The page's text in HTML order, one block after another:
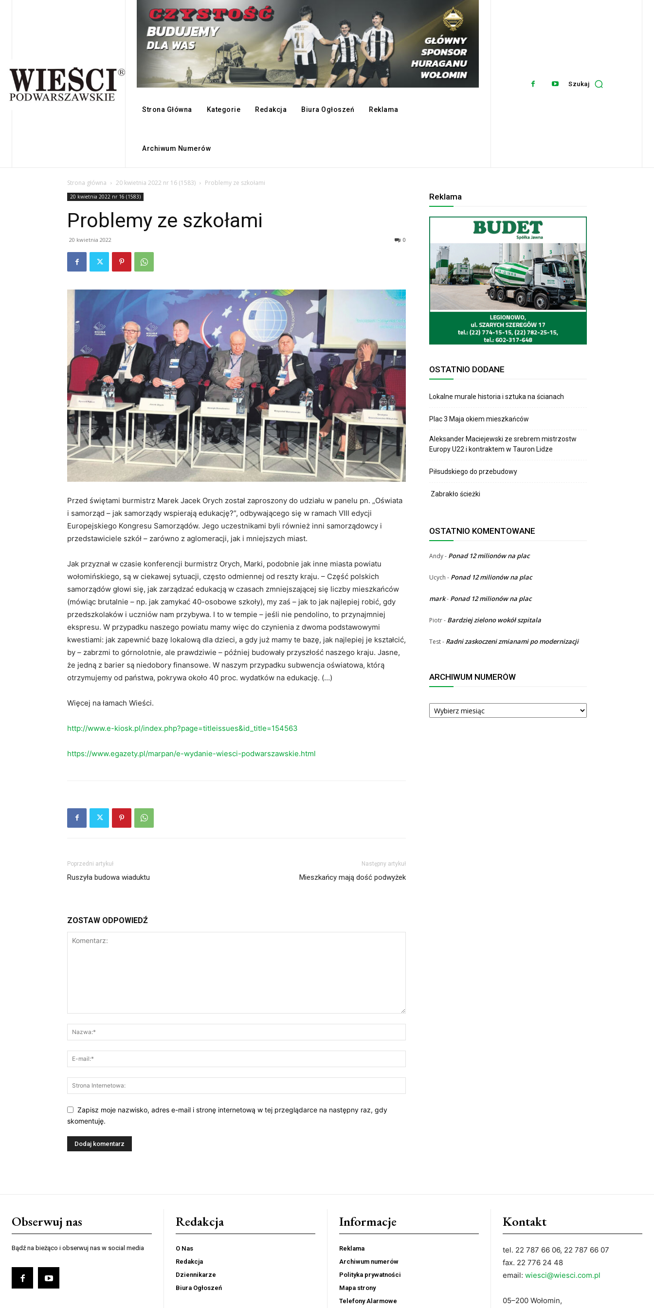
Strona Główna Kategorie Redakcja Biura Ogłoszeń Reklama
Archiwum Numerów
Szukaj
Strona główna 20 kwietnia 2022 nr 16 (1583) Problemy ze szkołami
20 kwietnia 2022 nr 16 (1583)
Problemy ze szkołami
20 kwietnia 2022 0
Przed świętami burmistrz Marek Jacek Orych został zaproszony do udziału w panelu pn. „Oświata
i samorząd – jak samorządy wspierają edukację?”, odbywającego się w ramach VIII edycji
Europejskiego Kongresu Samorządów. Jego uczestnikami byli również inni samorządowcy i
przedstawiciele szkół – zarówno z aglomeracji, jak i mniejszych miast.
Jak przyznał w czasie konferencji burmistrz Orych, Marki, podobnie jak inne miasta powiatu
wołomińskiego, są w ciekawej sytuacji, często odmiennej od reszty kraju. – Część polskich
samorządów głowi się, jak zarządzać edukacją w czasach zmniejszającej się liczby mieszkańców
(mówiąc brutalnie – np. jak zamykać 40-osobowe szkoły), my zaś – jak to jak najlepiej robić, gdy
przedszkolaków i uczniów nam przybywa. I to w tempie – jeśli nie pendolino, to przynajmniej
ekspresu. W przypadku naszego powiatu mamy więc do czynienia z dwoma podstawowymi
kwestiami: jak zapewnić bazę lokalową dla dzieci, a gdy już mamy te bazę, jak najlepiej je kształcić,
by – zabrzmi to górnolotnie, ale prawdziwie – później budowały przyszłość naszego kraju. Jasne,
że jedną z barier są niedobory finansowe. W naszym przypadku subwencja oświatowa, którą
otrzymujemy od państwa, pokrywa około 40 proc. wydatków na edukację. (…)
Więcej na łamach Wieści.
http://www.e-kiosk.pl/index.php?page=titleissues&id_title=154563
https://www.egazety.pl/marpan/e-wydanie-wiesci-podwarszawskie.html
Poprzedni artykuł
Ruszyła budowa wiaduktu
Następny artykuł
Mieszkańcy mają dość podwyżek
ZOSTAW ODPOWIEDŹ
Zapisz moje nazwisko, adres e-mail i stronę internetową w tej przeglądarce na następny raz, gdy
skomentuję.
Reklama
OSTATNIO DODANE
Lokalne murale historia i sztuka na ścianach
Plac 3 Maja okiem mieszkańców
Aleksander Maciejewski ze srebrem mistrzostw
Europy U22 i kontraktem w Tauron Lidze
Piłsudskiego do przebudowy
Zabrakło ścieżki
OSTATNIO KOMENTOWANE
Andy- Ponad 12 milionów na plac
Ucych - Ponad 12 milionów na plac
mark- Ponad 12 milionów na plac
Piotr- Bardziej zielono wokół szpitala
Test- Radni zaskoczeni zmianami po modernizacji
ARCHIWUM NUMERÓW
ARCHIWUM
NUMERÓW
Obserwuj nas
Bądź na bieżąco i obserwuj nas w social media
Redakcja
O Nas
Redakcja
Dziennikarze
Biura Ogłoszeń
Informacje
Reklama
Archiwum numerów
Polityka prywatności
Mapa strony
Telefony Alarmowe
Kontakt
tel. 22 787 66 06, 22 787 66 07
fax. 22 776 24 48
email: wiesci@wiesci.com.pl
05–200 Wołomin,